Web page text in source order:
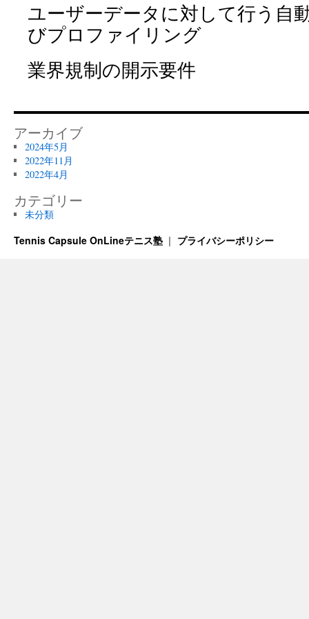
ユーザーデータに対して行う自
びプロファイリング
業界規制の開示要件
アーカイブ
2024年5月
2022年11月
2022年4月
カテゴリー
未分類
Tennis Capsule OnLineテニス塾 プライバシーポリシー